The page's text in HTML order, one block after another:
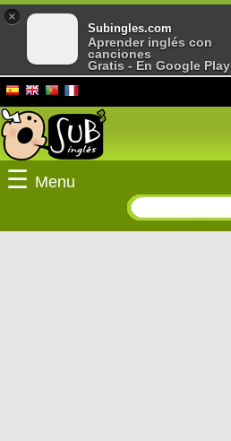
☰ Menu
×
Subingles.com
Aprender inglés con
canciones
Gratis - En Google Play